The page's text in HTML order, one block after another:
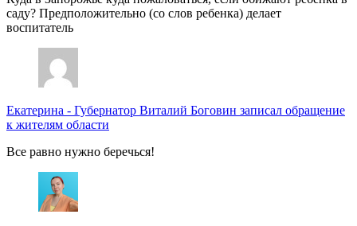
саду? Предположительно (со слов ребенка) делает
воспитатель
Екатерина - Губернатор Виталий Боговин записал обращение
к жителям области
Все равно нужно беречься!